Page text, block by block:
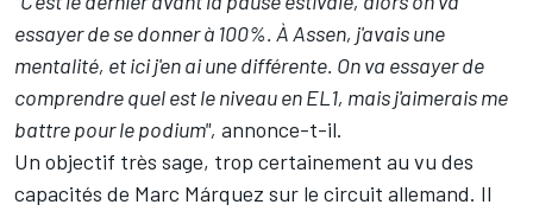
essayer de se donner à 100%. À Assen, j'avais une
mentalité, et ici j'en ai une différente. On va essayer de
comprendre quel est le niveau en EL1, mais j'aimerais me
battre pour le podium", annonce-t-il.
Un objectif très sage, trop certainement au vu des
capacités de Marc Márquez sur le circuit allemand. Il